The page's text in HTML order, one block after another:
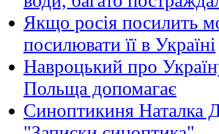
Якщо росія посилить
посилювати її в Україні
Навроцький про
Польща допомагає
Синоптикиня Наталка